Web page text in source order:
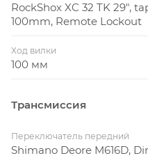
RockShox XC 32 TK 29",
100mm, Remote Lockout
Ход вилки
100 мм
Трансмиссия
Переключатель передний
Shimano Deore M616D,